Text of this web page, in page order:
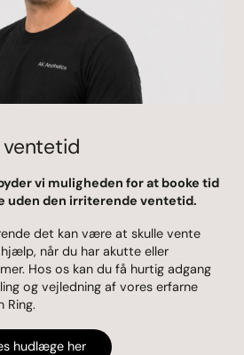
vi muligheden for at booke tid
uden den irriterende ventetid.
det kan være at skulle vente
når du har akutte eller
Hos os kan du få hurtig adgang
og vejledning af vores erfarne
Ring.
hudlæge her